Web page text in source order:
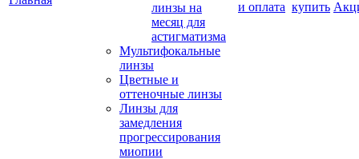
линзы на
месяц для
астигматизма
Мультифокальные
линзы
Цветные и
оттеночные линзы
Линзы для
замедления
прогрессирования
миопии
и оплата купить